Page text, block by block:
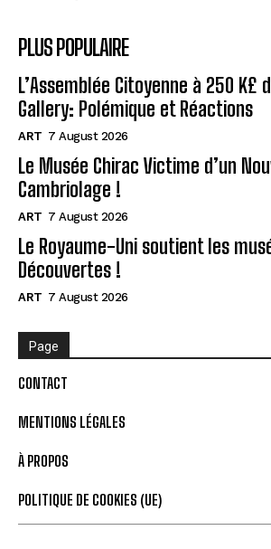
PLUS POPULAIRE
L’Assemblée Citoyenne à 250 K£
Gallery: Polémique et Réactions
ART 7 August 2026
Le Musée Chirac Victime d’un
Cambriolage !
ART 7 August 2026
Le Royaume-Uni soutient les
Découvertes !
ART 7 August 2026
Page
CONTACT
MENTIONS LÉGALES
À PROPOS
POLITIQUE DE COOKIES (UE)